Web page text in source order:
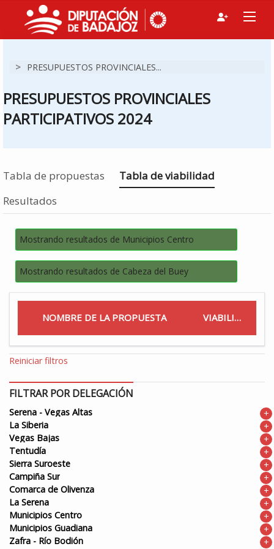
> PRESUPUESTOS PROVINCIALES...
PRESUPUESTOS PROVINCIALES
PARTICIPATIVOS 2024
Tabla de propuestas Estás en
Tabla de viabilidad
Resultados
Mostrando resultados de Municipios Centro
Mostrando resultados de Cabeza del Buey
NOMBRE DE LA PROPUESTA VIABILIDAD
Reiniciar filtros
FILTRAR POR DELEGACIÓN